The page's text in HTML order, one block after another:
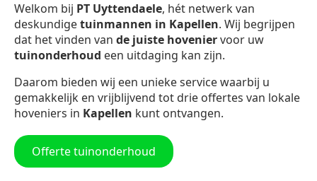
Welkom bij PT Uyttendaele, hét netwerk van
deskundigetuinmannen in Kapellen. Wij begrijpen
dat het vinden van de juiste hoveniervoor uw
tuinonderhoud een uitdaging kan zijn.
Daarom bieden wij een unieke service waarbij u
gemakkelijk en vrijblijvend tot drie offertes van lokale
hoveniers in Kapellen kunt ontvangen.
Offerte tuinonderhoud